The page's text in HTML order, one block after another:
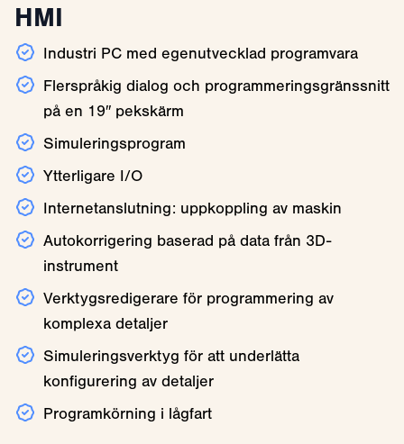
HMI
Industri PC med egenutvecklad programvara
Flerspråkig dialog och programmeringsgränssnitt
på en 19″ pekskärm
Simuleringsprogram
Ytterligare I/O
Internetanslutning: uppkoppling av maskin
Autokorrigering baserad på data från 3D-
instrument
Verktygsredigerare för programmering av
komplexa detaljer
Simuleringsverktyg för att underlätta
konfigurering av detaljer
Programkörning i lågfart